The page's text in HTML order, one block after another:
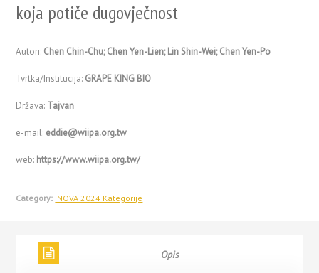
koja potiče dugovječnost
Autori: Chen Chin-Chu; Chen Yen-Lien; Lin Shin-Wei; Chen Yen-Po
Tvrtka/Institucija: GRAPE KING BIO
Država: Tajvan
e-mail: eddie@wiipa.org.tw
web: https://www.wiipa.org.tw/
Category: INOVA 2024 Kategorije
Opis